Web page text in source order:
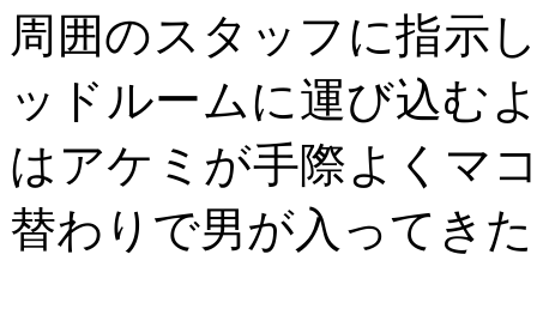
周囲のスタッフに指示
ッドルームに運び込む
はアケミが手際よくマ
替わりで男が入ってき